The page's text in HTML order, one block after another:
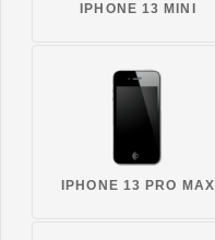
IPHONE 13 MINI
IPHONE 13 PRO MAX